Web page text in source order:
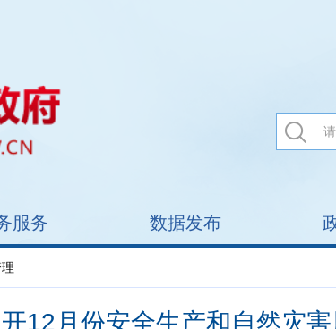
服务 数据发布
12月份安全生产和自然灾